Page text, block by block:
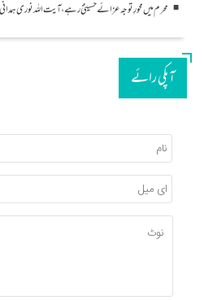
محرم میں محورِ توجہ عزائے حسینیؑ رہے ، آیت اللہ نوری ہمدانی
آپکی رائے